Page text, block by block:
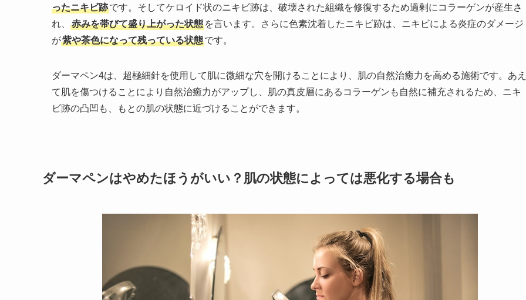
ったニキビ跡です。そしてケロイド状のニキビ跡は、破壊された組織を修復するため過剰にコラーゲンが産生さ
れ、
赤みを帯びて盛り上がった状態 を言います。さらに色素沈着したニキビ跡は、ニキビによる炎症のダメージ
が紫や茶色になって残っている状態です。
ダーマペン4は、超極細針を使用して肌に微細な穴を開けることにより、肌の自然治癒力を高める施術です。あえ
て肌を傷つけることにより自然治癒力がアップし、肌の真皮層にあるコラーゲンも自然に補充されるため、ニキ
ビ跡の凸凹も、もとの肌の状態に近づけることができます。
ダーマペンはやめたほうがいい？肌の状態によっては悪化する場合も